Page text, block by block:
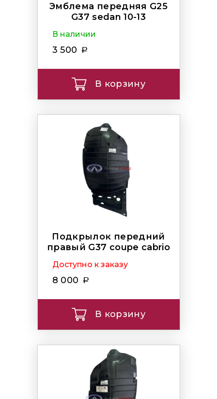
Эмблема передняя G25
G37 sedan 10-13
В наличии
3 500
В корзину
Подкрылок передний
правый G37 coupe cabrio
Доступно к заказу
8 000
В корзину